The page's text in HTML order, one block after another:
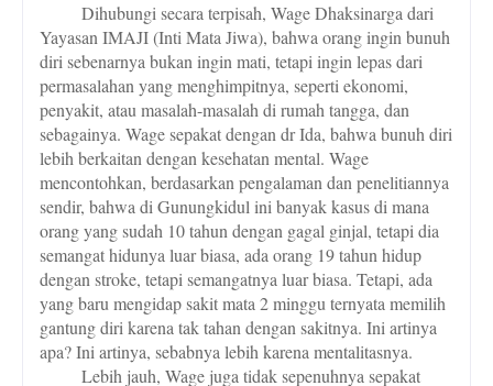
Dihubungi secara terpisah, Wage Dhaksinarga dari
Yayasan IMAJI (Inti Mata Jiwa), bahwa orang ingin bunuh
diri sebenarnya bukan ingin mati, tetapi ingin lepas dari
permasalahan yang menghimpitnya, seperti ekonomi,
penyakit, atau masalah-masalah di rumah tangga, dan
sebagainya. Wage sepakat dengan dr Ida, bahwa bunuh diri
lebih berkaitan dengan kesehatan mental. Wage
mencontohkan, berdasarkan pengalaman dan penelitiannya
sendir, bahwa di Gunungkidul ini banyak kasus di mana
orang yang sudah 10 tahun dengan gagal ginjal, tetapi dia
semangat hidunya luar biasa, ada orang 19 tahun hidup
dengan stroke, tetapi semangatnya luar biasa. Tetapi, ada
yang baru mengidap sakit mata 2 minggu ternyata memilih
gantung diri karena tak tahan dengan sakitnya. Ini artinya
apa? Ini artinya, sebabnya lebih karena mentalitasnya.
Lebih jauh, Wage juga tidak sepenuhnya sepakat